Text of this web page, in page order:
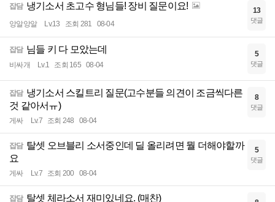
잡담 냉기소서 초고수 형님들! 장비 질문이요!
앙알앙알 Lv.13 조회 281 08-04
13
댓글
잡담 님들 키 다 모았는데
비싸개 Lv.1 조회 165 08-04
5
댓글
잡담 냉기소서 스킬트리 질문(고수분들 의견이 조금씩다른
것 같아서ㅠ)
게싸 Lv.7 조회 248 08-04
8
댓글
잡담 탈셋 오브블리 소서중인데 딜 올리려면 뭘 더해야할까
요
게싸 Lv.7 조회 200 08-04
5
댓글
잡담 탈셋 체라소서 재미있네요. (매찬)